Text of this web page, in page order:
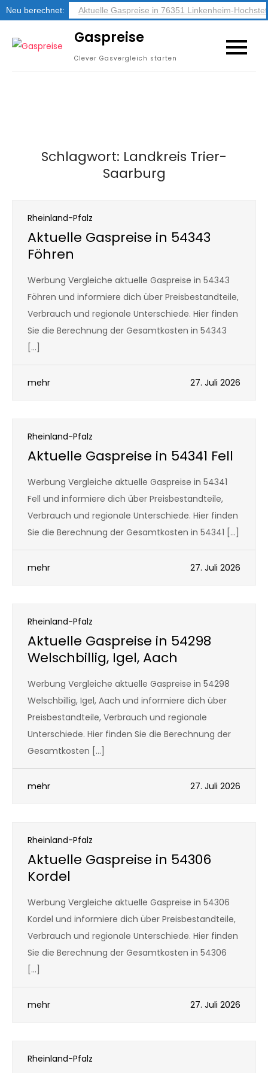
Neu berechnet: Aktuelle Gaspreise in 76351 Linkenheim-
Gaspreise
Clever Gasvergleich starten
Schlagwort: Landkreis Trier-
Saarburg
Rheinland-Pfalz
Aktuelle Gaspreise in 54343
Föhren
Werbung Vergleiche aktuelle Gaspreise in 54343
Föhren und informiere dich über Preisbestandteile,
Verbrauch und regionale Unterschiede. Hier finden
Sie die Berechnung der Gesamtkosten in 54343
[…]
mehr 27. Juli 2026
Rheinland-Pfalz
Aktuelle Gaspreise in 54341 Fell
Werbung Vergleiche aktuelle Gaspreise in 54341
Fell und informiere dich über Preisbestandteile,
Verbrauch und regionale Unterschiede. Hier finden
Sie die Berechnung der Gesamtkosten in 54341 […]
mehr 27. Juli 2026
Rheinland-Pfalz
Aktuelle Gaspreise in 54298
Welschbillig, Igel, Aach
Werbung Vergleiche aktuelle Gaspreise in 54298
Welschbillig, Igel, Aach und informiere dich über
Preisbestandteile, Verbrauch und regionale
Unterschiede. Hier finden Sie die Berechnung der
Gesamtkosten […]
mehr 27. Juli 2026
Rheinland-Pfalz
Aktuelle Gaspreise in 54306
Kordel
Werbung Vergleiche aktuelle Gaspreise in 54306
Kordel und informiere dich über Preisbestandteile,
Verbrauch und regionale Unterschiede. Hier finden
Sie die Berechnung der Gesamtkosten in 54306
[…]
mehr 27. Juli 2026
Rheinland-Pfalz